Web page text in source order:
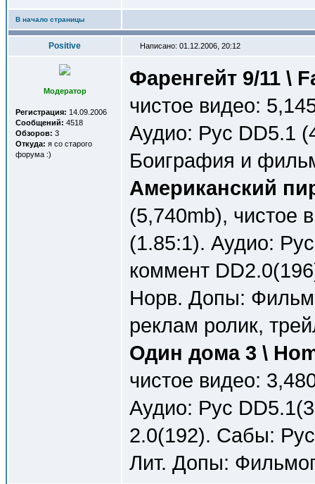
В начало страницы
Positive Написано: 01.12.2006, 20:12
Модератор
Регистрация: 14.09.2006
Сообщений: 4518
Обзоров: 3
Откуда: я со старого
форума :)
Фаренгейт 9/11 \
чистое видео:
Аудио: Рус DD5.1
Боиграфия и
Американский
(5,740mb), чистое
(1.85:1). Аудио:
коммент
Норв. Допы:
реклам ролик,
Один дома 3 \
чистое видео:
Аудио: Рус
2.0(192). Сабы:
Лит. Допы: